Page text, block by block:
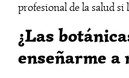
profesional de la salud
¿Las
enseñarme a